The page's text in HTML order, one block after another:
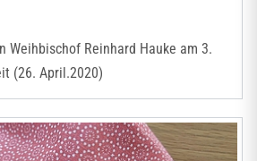
Weihbischof Reinhard Hauke am 3.
(26. April.2020)